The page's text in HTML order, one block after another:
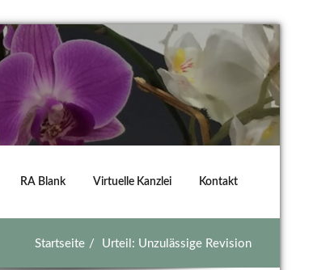
RA Blank Virtuelle Kanzlei Kontakt
Startseite Urteil: Unzulässige Revision